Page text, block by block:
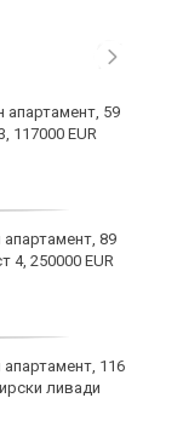
апартамент, 59
117000 EUR
89
4, 250000 EUR
116
ливади